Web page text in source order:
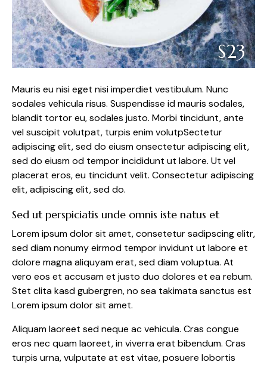
$23
Mauris eu nisi eget nisi imperdiet vestibulum. Nunc
sodales vehicula risus. Suspendisse id mauris sodales,
blandit tortor eu, sodales justo. Morbi tincidunt, ante
vel suscipit volutpat, turpis enim volutpSectetur
adipiscing elit, sed do eiusm onsectetur adipiscing elit,
sed do eiusm od tempor incididunt ut labore. Ut vel
placerat eros, eu tincidunt velit. Consectetur adipiscing
elit, adipiscing elit, sed do.
Sed ut perspiciatis unde omnis iste natus et
Lorem ipsum dolor sit amet, consetetur sadipscing elitr,
sed diam nonumy eirmod tempor invidunt ut labore et
dolore magna aliquyam erat, sed diam voluptua. At
vero eos et accusam et justo duo dolores et ea rebum.
Stet clita kasd gubergren, no sea takimata sanctus est
Lorem ipsum dolor sit amet.
Aliquam laoreet sed neque ac vehicula. Cras congue
eros nec quam laoreet, in viverra erat bibendum. Cras
turpis urna, vulputate at est vitae, posuere lobortis